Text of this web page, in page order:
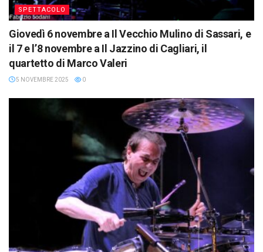
SPETTACOLO
Giovedì 6 novembre a Il Vecchio Mulino di Sassari, e
il 7 e l’8 novembre a Il Jazzino di Cagliari, il
quartetto di Marco Valeri
5 NOVEMBRE 2025 0